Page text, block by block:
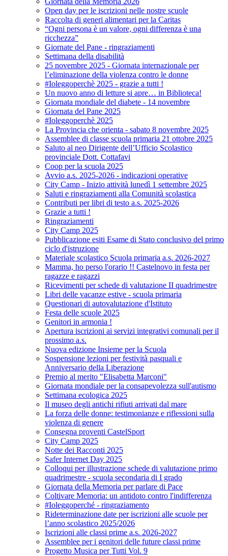
Open day per le iscrizioni nelle nostre scuole
Raccolta di generi alimentari per la Caritas
“Ogni persona è un valore, ogni differenza è una
ricchezza”
Giornate del Pane - ringraziamenti
Settimana della disabilità
25 novembre 2025 - Giornata internazionale per
l’eliminazione della violenza contro le donne
#Ioleggoperchè 2025 - grazie a tutti !
Un nuovo anno di letture si apre… in Biblioteca!
Giornata mondiale del diabete - 14 novembre
Giornata del Pane 2025
#Ioleggoperchè 2025
La Provincia che orienta - sabato 8 novembre 2025
Assemblee di classe scuola primaria 21 ottobre 2025
Saluto al neo Dirigente dell’Ufficio Scolastico
provinciale Dott. Cottafavi
Coop per la scuola 2025
Avvio a.s. 2025-2026 - indicazioni operative
City Camp - Inizio attività lunedì 1 settembre 2025
Saluti e ringraziamenti alla Comunità scolastica
Contributi per libri di testo a.s. 2025-2026
Grazie a tutti !
Ringraziamenti
City Camp 2025
Pubblicazione esiti Esame di Stato conclusivo del primo
ciclo d'istruzione
Materiale scolastico Scuola primaria a.s. 2026-2027
Mamma, ho perso l'orario !! Castelnovo in festa per
ragazze e ragazzi
Ricevimenti per schede di valutazione II quadrimestre
Libri delle vacanze estive - scuola primaria
Questionari di autovalutazione d'Istituto
Festa delle scuole 2025
Genitori in armonia !
Apertura iscrizioni ai servizi integrativi comunali per il
prossimo a.s.
Nuova edizione Insieme per la Scuola
Sospensione lezioni per festività pasquali e
Anniversario della Liberazione
Premio al merito "Elisabetta Marconi"
Giornata mondiale per la consapevolezza sull'autismo
Settimana ecologica 2025
Il museo degli antichi rifiuti arrivati dal mare
La forza delle donne: testimonianze e riflessioni sulla
violenza di genere
Consegna proventi CastelSport
City Camp 2025
Notte dei Racconti 2025
Safer Internet Day 2025
Colloqui per illustrazione schede di valutazione primo
quadrimestre - scuola secondaria di I grado
Giornata della Memoria per parlare di Pace
Coltivare Memoria: un antidoto contro l'indifferenza
#Ioleggoperché - ringraziamento
Rideterminazione date per iscrizioni alle scuole per
l’anno scolastico 2025/2026
Iscrizioni alle classi prime a.s. 2026-2027
Assemblee per i genitori delle future classi prime
Progetto Musica per Tutti Vol. 9